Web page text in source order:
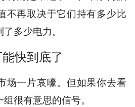
不再取决于它们持有多少比
多少电力。
快到底了
场一片哀嚎。但如果你去看
很有意思的信号。